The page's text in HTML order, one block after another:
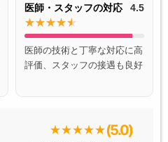
医師・スタッフの対応 4.5
医師の技術と丁寧な対応に高
評価、スタッフの接遇も良好
(5.0)